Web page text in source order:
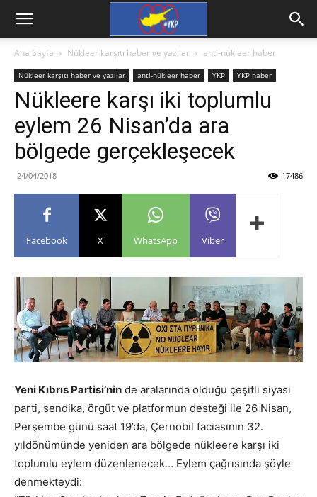
Ana Sayfa Nükleer karşıtı haber ve yazılar anti-nükleer haber
Nükleer karşıtı haber ve yazılar anti-nükleer haber YKP YKP haber
Nükleere karşı iki toplumlu
eylem 26 Nisan’da ara
bölgede gerçekleşecek
24/04/2018 17486
Facebook X WhatsApp Viber
Yeni Kıbrıs Partisi’nin de aralarında olduğu çeşitli siyasi
parti, sendika, örgüt ve platformun desteği ile 26 Nisan,
Perşembe günü saat 19’da, Çernobil faciasının 32.
yıldönümünde yeniden ara bölgede nükleere karşı iki
toplumlu eylem düzenlenecek… Eylem çağrısında şöyle
denmekteydi: